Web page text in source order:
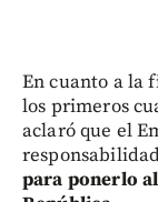
En cuanto a la
los primeros
aclaró que el
para ponerlo